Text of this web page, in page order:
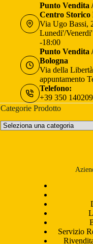
Punto Vendita
Centro Storico
Via Ugo Bassi,
Lunedi'/
-18:00
Punto Vendita
Bologna
Via della
appuntamento
Telefono:
+39 350
Categorie Prodotto
Seleziona
una
Servizio